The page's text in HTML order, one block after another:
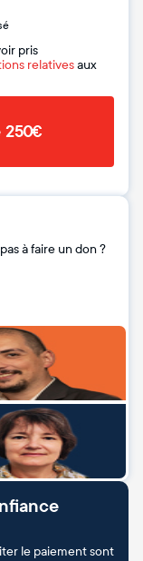
pris
relativesaux
à faire un don ?
le paiement sont